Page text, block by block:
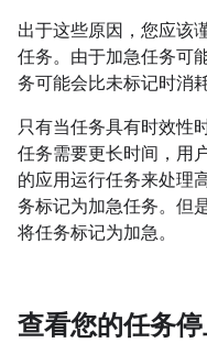
出于这些原因，您应该
任务。由于加急任务可
务可能会比未标记时消
只有当任务具有时效性
任务需要更长时间，用
的应用运行任务来处理
务标记为加急任务。但
将任务标记为加急。
查看您的任务